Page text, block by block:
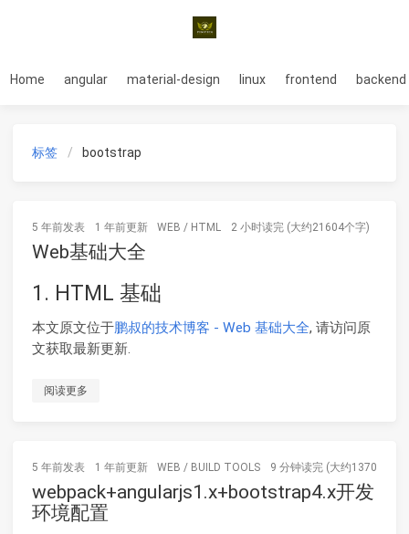
Home angular material-design linux frontend backend
标签 bootstrap
5 年前发表 1 年前更新 WEB / HTML 2 小时读完 (大约21604个字)
Web基础大全
1. HTML 基础
本文原文位于鹏叔的技术博客 - Web 基础大全, 请访问原
文获取最新更新.
阅读更多
5 年前发表 1 年前更新 WEB / BUILD TOOLS 9 分钟读完 (大约1370个字)
webpack+angularjs1.x+bootstrap4.x开发
环境配置